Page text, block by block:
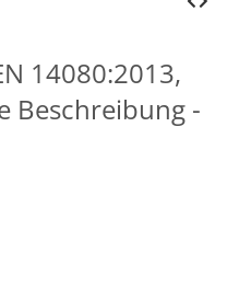
14080:2013,
Beschreibung -